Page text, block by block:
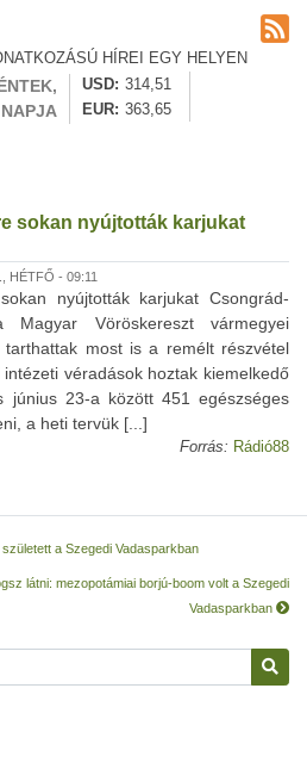
HÍREI EGY HELYEN
USD
314,51
EUR
363,65
sokan nyújtották karjukat
HÉTFŐ - 09:11
nyújtották karjukat Csongrád-
Vöröskereszt vármegyei
most is a remélt részvétel
véradások hoztak kiemelkedő
június 23-a között 451 egészséges
a heti tervük [...]
Forrás: Rádió88
a Szegedi Vadasparkban
látni: mezopotámiai borjú-boom volt a Szegedi
Vadasparkban